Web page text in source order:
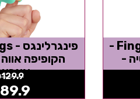
פינגרלינגס - Fingerlings -
-
הקופיפה
129.9
89.9